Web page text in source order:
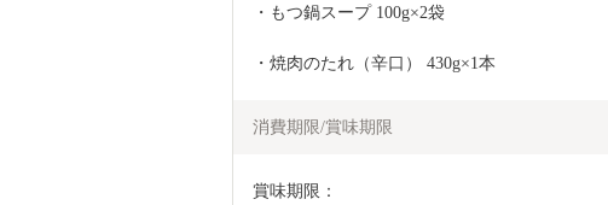
・もつ鍋スープ 100g×2袋
・焼肉のたれ（辛口） 430g×1本
消費期限/賞味期限
賞味期限：